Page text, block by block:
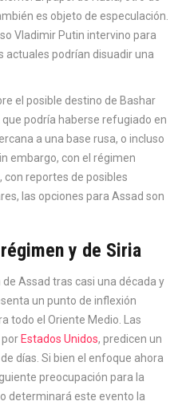
es objeto de especulación.
Vladimir Putin intervino para
actuales podrían disuadir una
el posible destino de Bashar
podría haberse refugiado en
a una base rusa, o incluso
embargo, con el régimen
reportes de posibles
las opciones para Assad son
y de Siria
Assad tras casi una década y
un punto de inflexión
todo el Oriente Medio. Las
Estados Unidos, predicen un
días. Si bien el enfoque ahora
preocupación para la
determinará este evento la